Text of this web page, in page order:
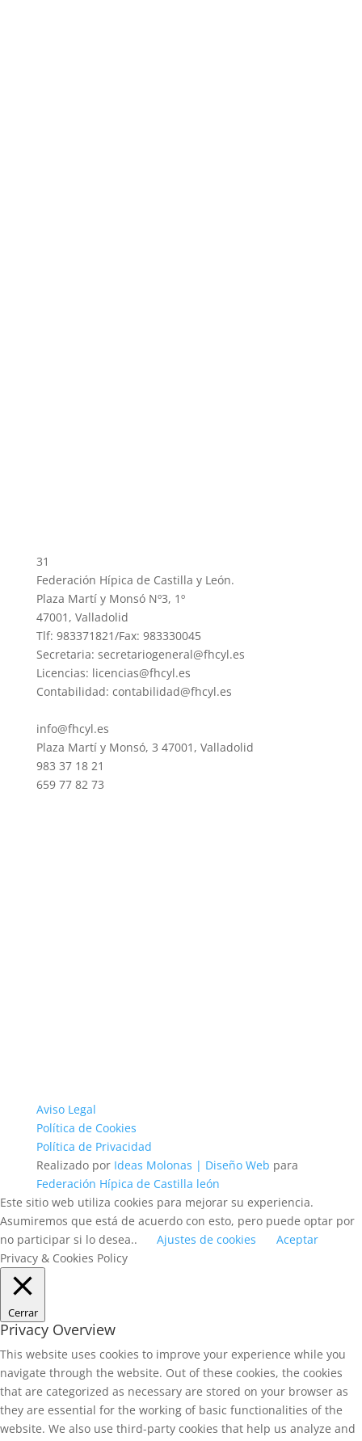
31
Federación Hípica de Castilla y León.
Plaza Martí y Monsó Nº3, 1º
47001, Valladolid
Tlf: 983371821/Fax: 983330045
Secretaria: secretariogeneral@fhcyl.es
Licencias: licencias@fhcyl.es
Contabilidad: contabilidad@fhcyl.es
info@fhcyl.es
Plaza Martí y Monsó, 3 47001, Valladolid
983 37 18 21
659 77 82 73
Aviso Legal
Política de Cookies
Política de Privacidad
Realizado por Ideas Molonas | Diseño Web para
Federación Hípica de Castilla león
Este sitio web utiliza cookies para mejorar su experiencia.
Asumiremos que está de acuerdo con esto, pero puede optar por
no participar si lo desea..
Ajustes de cookies
Aceptar
Privacy & Cookies Policy
Cerrar
Privacy Overview
This website uses cookies to improve your experience while you
navigate through the website. Out of these cookies, the cookies
that are categorized as necessary are stored on your browser as
they are essential for the working of basic functionalities of the
website. We also use third-party cookies that help us analyze and